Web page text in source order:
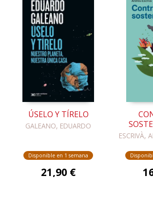
ÚSELO Y TÍRELO
GALEANO, EDUARDO
Disponible en 1 semana
21,90 €
ESCRIVÀ,